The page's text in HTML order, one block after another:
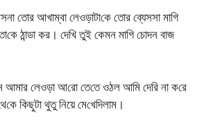
তোর আখাম্বা লেওড়াটা‌কে তোর ব্যেসসা মা‌গি
ঠান্ডা কর। দে‌খি তুই কেমন মা‌গি চোদন বাজ
আমার লেওড়া আ‌রো তে‌তে ওঠল আ‌মি দে‌রি না ক‌রে
কিছুটা থুতু নিয়ে মে‌খে‌দিলাম।